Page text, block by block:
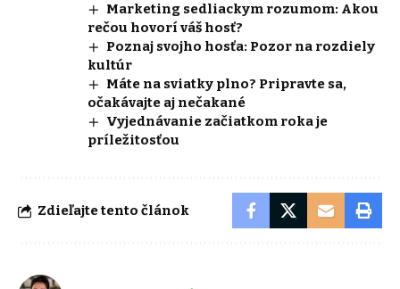
Marketing sedliackym rozumom: Akou
rečou hovorí váš hosť?
Poznaj svojho hosťa: Pozor na rozdiely
kultúr
Máte na sviatky plno? Pripravte sa,
očakávajte aj nečakané
Vyjednávanie začiatkom roka je
príležitosťou
Zdieľajte tento článok